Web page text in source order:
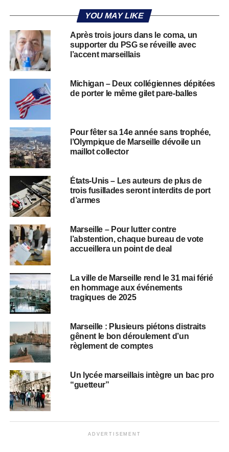
YOU MAY LIKE
Après trois jours dans le coma, un
supporter du PSG se réveille avec
l’accent marseillais
Michigan – Deux collégiennes dépitées
de porter le même gilet pare-balles
Pour fêter sa 14e année sans trophée,
l’Olympique de Marseille dévoile un
maillot collector
États-Unis – Les auteurs de plus de
trois fusillades seront interdits de port
d’armes
Marseille – Pour lutter contre
l’abstention, chaque bureau de vote
accueillera un point de deal
La ville de Marseille rend le 31 mai férié
en hommage aux événements
tragiques de 2025
Marseille : Plusieurs piétons distraits
gênent le bon déroulement d’un
règlement de comptes
Un lycée marseillais intègre un bac pro
“guetteur”
ADVERTISEMENT